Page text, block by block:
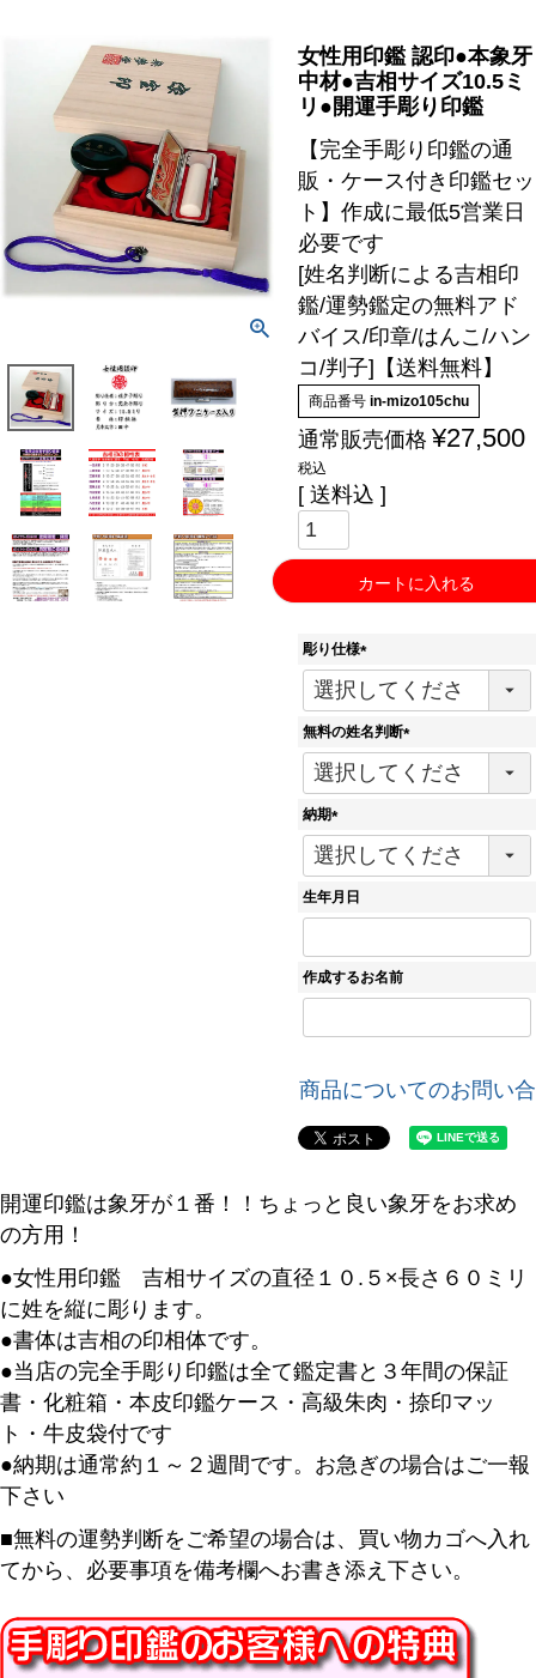
女性用印鑑 認印●本象牙
中材●吉相サイズ10.5ミ
リ●開運手彫り印鑑
【完全手彫り印鑑の通
販・ケース付き印鑑セッ
ト】作成に最低5営業日
必要です
[姓名判断による吉相印
鑑/運勢鑑定の無料アド
バイス/印章/はんこ/ハン
コ/判子]【送料無料】
商品番号 in-mizo105chu
通常販売価格 ¥27,500
税込
送料込
カートに入れる
彫り仕様
(
必
)
無料の姓名判断
(
必
納期
(
必
)
生年月日
作成するお名前
商品についてのお問い
開運印鑑は象牙が１番！！ちょっと良い象牙をお求め
の方用！
●女性用印鑑 吉相サイズの直径１０.５×長さ６０ミリ
に姓を縦に彫ります。
●書体は吉相の印相体です。
●当店の完全手彫り印鑑は全て鑑定書と３年間の保証
書・化粧箱・本皮印鑑ケース・高級朱肉・捺印マッ
ト・牛皮袋付です
●納期は通常約１～２週間です。お急ぎの場合はご一報
下さい
■無料の運勢判断をご希望の場合は、買い物カゴへ入れ
てから、必要事項を備考欄へお書き添え下さい。
キーワード